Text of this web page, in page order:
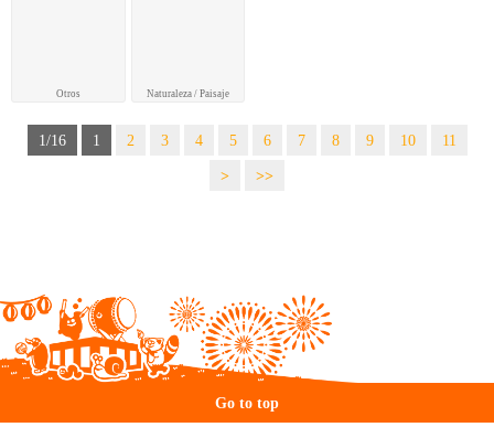
Otros Naturaleza / Paisaje
1/16 1 2 3 4 5 6 7 8 9 10
11
>
>>
Go to top